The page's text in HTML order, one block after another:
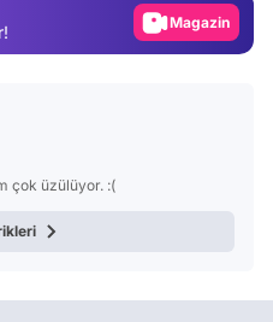
Magazin
çok üzülüyor. :(